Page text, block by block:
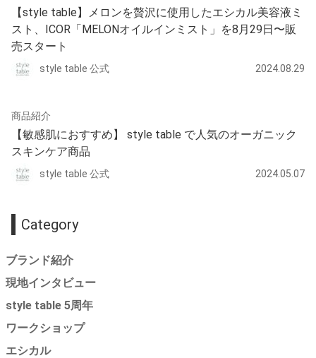
【style table】メロンを贅沢に使用したエシカル美容液ミ
スト、ICOR「MELONオイルインミスト」を8月29日〜販
売スタート
style table 公式 2024.08.29
商品紹介
【敏感肌におすすめ】 style table で人気のオーガニック
スキンケア商品
style table 公式 2024.05.07
Category
ブランド紹介
現地インタビュー
style table 5周年
ワークショップ
エシカル